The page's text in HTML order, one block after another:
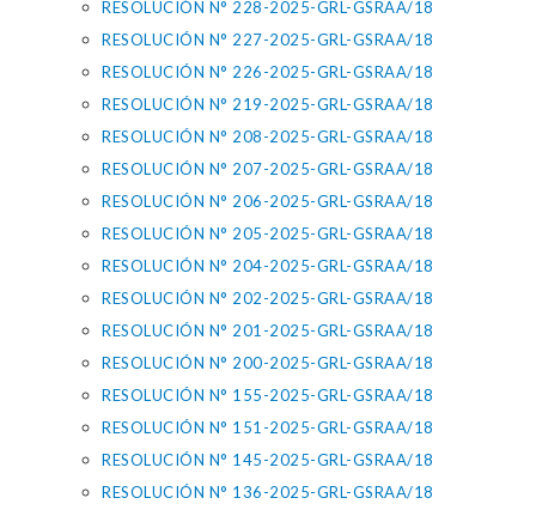
RESOLUCIÓN N° 228-2025-GRL-GSRAA/18
RESOLUCIÓN N° 227-2025-GRL-GSRAA/18
RESOLUCIÓN N° 226-2025-GRL-GSRAA/18
RESOLUCIÓN N° 219-2025-GRL-GSRAA/18
RESOLUCIÓN N° 208-2025-GRL-GSRAA/18
RESOLUCIÓN N° 207-2025-GRL-GSRAA/18
RESOLUCIÓN N° 206-2025-GRL-GSRAA/18
RESOLUCIÓN N° 205-2025-GRL-GSRAA/18
RESOLUCIÓN N° 204-2025-GRL-GSRAA/18
RESOLUCIÓN N° 202-2025-GRL-GSRAA/18
RESOLUCIÓN N° 201-2025-GRL-GSRAA/18
RESOLUCIÓN N° 200-2025-GRL-GSRAA/18
RESOLUCIÓN N° 155-2025-GRL-GSRAA/18
RESOLUCIÓN N° 151-2025-GRL-GSRAA/18
RESOLUCIÓN N° 145-2025-GRL-GSRAA/18
RESOLUCIÓN N° 136-2025-GRL-GSRAA/18